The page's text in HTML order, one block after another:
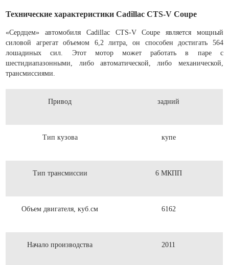
Технические характеристики Cadillac CTS-V Coupe
«Сердцем» автомобиля Cadillac CTS-V Coupe является мощный
силовой агрегат объемом 6,2 литра, он способен достигать 564
лошадиных сил. Этот мотор может работать в паре с
шестидиапазонными, либо автоматической, либо механической,
трансмиссиями.
Привод задний
Тип кузова купе
Тип трансмиссии 6 МКПП
Объем двигателя, куб.см 6162
Начало производства 2011